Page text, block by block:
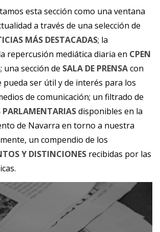
esta sección como una ventana
a través de una selección de
MÁS DESTACADAS; la
repercusión mediática diaria en CPEN
; una sección de SALA DE PRENSAcon
ser útil y de interés para los
de comunicación; un filtrado de
PARLAMENTARIASdisponibles en la
de Navarra en torno a nuestra
un compendio de los
Y DISTINCIONES recibidas por las